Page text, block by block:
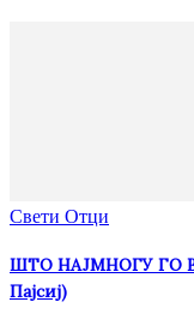
Свети Отци
ШТО НАЈМНОГУ ГО
Пајсиј)